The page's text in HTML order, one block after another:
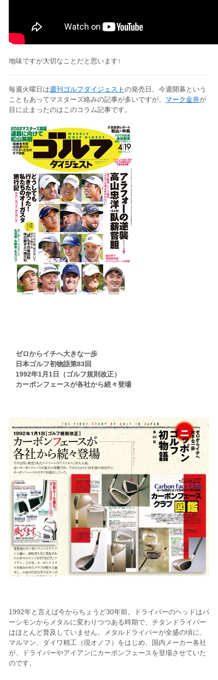
地味ですが大切なことだと思います↑
毎週火曜日は週刊ゴルフダイジェストの発売日。今週開幕という
こともあってマスターズ絡みの記事が多いですが、 マーク金井が
目に止まったのはこのコラム記事です。
ゼロからイチへ大きな一歩
日本ゴルフ初物語第83回
1992年1月1日（ゴルフ規則改正）
カーボンフェースが各社から続々登場
1992年と言えば今からちょうど30年前。ドライバーのヘッドはパ
ーシモンからメタルに変わりつつある時期で、チタンドライバー
はほとんど普及していません。メタルドライバーが全盛の頃に、
マルマン、ダイワ精工（現オノフ）をはじめ、国内メーカー各社
が、ドライバーやアイアンにカーボンフェースを登場させていた
のです。